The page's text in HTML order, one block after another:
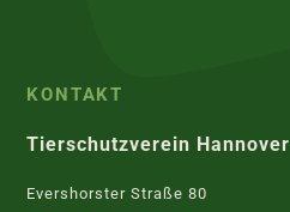
KONTAKT
Tierschutzverein Hannover
Evershorster Straße 80